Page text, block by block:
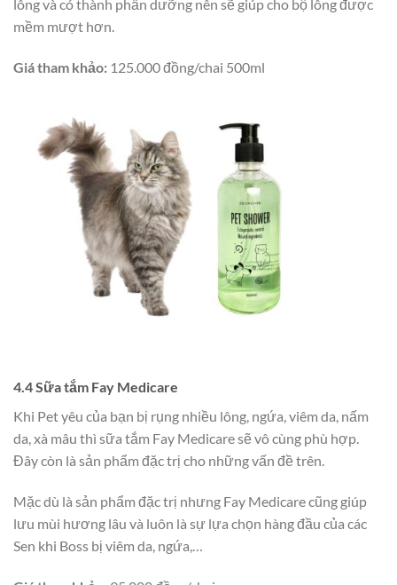
lông và có thành phần dưỡng nên sẽ giúp cho bộ lông được
mềm mượt hơn.
Giá tham khảo: 125.000 đồng/chai 500ml
4.4 Sữa tắm Fay Medicare
Khi Pet yêu của bạn bị rụng nhiều lông, ngứa, viêm da, nấm
da, xà mâu thì sữa tắm Fay Medicare sẽ vô cùng phù hợp.
Đây còn là sản phẩm đặc trị cho những vấn đề trên.
Mặc dù là sản phẩm đặc trị nhưng Fay Medicare cũng giúp
lưu mùi hương lâu và luôn là sự lựa chọn hàng đầu của các
Sen khi Boss bị viêm da, ngứa,…